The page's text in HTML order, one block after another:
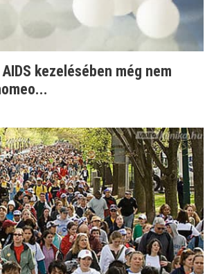
kezelésében még nem